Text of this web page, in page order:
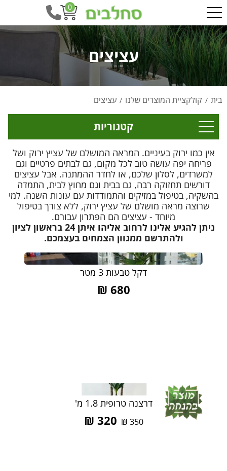
0
עציצים
בית / קולקציית המוצרים שלנו / עציצים
קטגוריות
אין כמו ירוק בעיניים. המראה המושלם של עציץ ירוק ושל
פריחה יפה עושה טוב לכל מקום, גם לבתים פרטיים וגם
למשרדים, לסלון שלכם, או לחדר ההמתנה. אבל עציצים
דורשים תחזוקה רבה, גם בבית וגם מחוץ לבית, התמדה
בהשקיה, בטיפול במזיקים והתמודדות עם עונות השנה. למי
שרוצה מראה מושלם של עציץ ירוק, ללא צורך בטיפול
מיוחד - עציצים הם הפתרון עבורם.
ניתן להגיע אלינו לרחוב אליהו איתן 24 בראשון לציון
ולהתרשם ממגוון הצמחים בעצמכם.
דקל טבעות 3 מטר
680
₪
דרצנה טרופית 1.8 מ'
350
₪
320
₪